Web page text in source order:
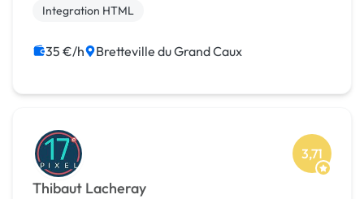
que j’utilise à bo...
Integration HTML
35 €/h Bretteville du Grand Caux
Thibaut Lacheray
3,71